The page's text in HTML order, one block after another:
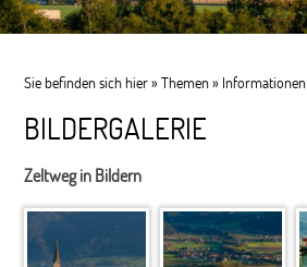
Sie befinden sich hier »Themen» Informationen
BILDERGALERIE
Zeltweg in Bildern